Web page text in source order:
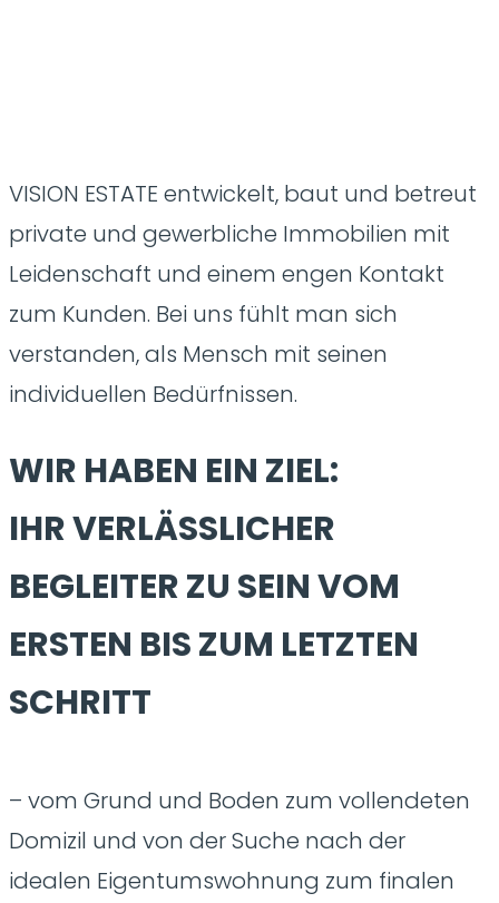
VISION ESTATE entwickelt, baut und betreut
private und gewerbliche Immobilien mit
Leidenschaft und einem engen Kontakt
zum Kunden. Bei uns fühlt man sich
verstanden, als Mensch mit seinen
individuellen Bedürfnissen.
WIR HABEN EIN ZIEL:
IHR VERLÄSSLICHER
BEGLEITER ZU SEIN VOM
ERSTEN BIS ZUM LETZTEN
SCHRITT
– vom Grund und Boden zum vollendeten
Domizil und von der Suche nach der
idealen Eigentumswohnung zum finalen